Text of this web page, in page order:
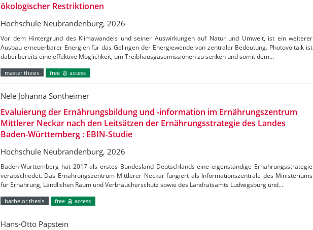
ökologischer Restriktionen
Hochschule Neubrandenburg, 2026
Vor dem Hintergrund des Klimawandels und seiner Auswirkungen auf Natur und Umwelt, ist ein weiterer
Ausbau erneuerbarer Energien für das Gelingen der Energiewende von zentraler Bedeutung. Photovoltaik ist
dabei bereits eine effektive Möglichkeit, um Treibhausgasemissionen zu senken und somit dem…
master thesis free access
Nele Johanna Sontheimer
Evaluierung der Ernährungsbildung und -information im Ernährungszentrum
Mittlerer Neckar nach den Leitsätzen der Ernährungsstrategie des Landes
Baden-Württemberg : EBIN-Studie
Hochschule Neubrandenburg, 2026
Baden-Württemberg hat 2017 als erstes Bundesland Deutschlands eine eigenständige Ernährungsstrategie
verabschiedet. Das Ernährungszentrum Mittlerer Neckar fungiert als Informationszentrale des Ministeriums
für Ernährung, Ländlichen Raum und Verbraucherschutz sowie des Landratsamts Ludwigsburg und…
bachelor thesis free access
Hans-Otto Papstein